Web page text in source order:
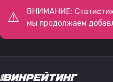
ВНИМАНИЕ:
мы продолжаем